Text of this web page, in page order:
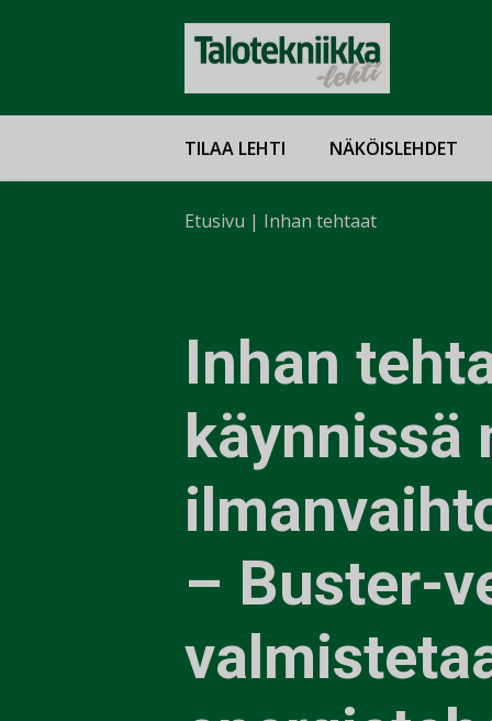
TILAA LEHTI NÄKÖISLEHDET
Etusivu | Inhan tehtaat
Inhan
käynnissä
– Buster-